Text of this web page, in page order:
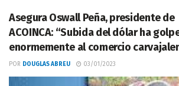
Asegura Oswall Peña, presidente de
ACOINCA: “Subida del dólar ha
enormemente al comercio
POR DOUGLAS ABREU 03/01/2023